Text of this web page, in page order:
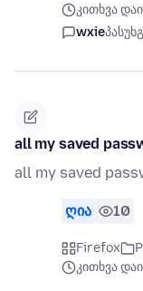
კითხვა
wxie
all my saved
all my saved
ღია 10
Firefox
კითხვა